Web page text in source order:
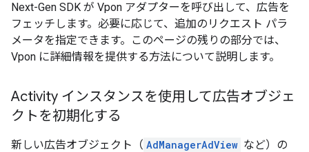
Next-Gen SDK が Vpon アダプターを呼び出して、広告を
フェッチします。必要に応じて、追加のリクエスト パラ
メータを指定できます。このページの残りの部分では、
Vpon に詳細情報を提供する方法について説明します。
Activity インスタンスを使用して広告オブジェ
クトを初期化する
新しい広告オブジェクト（ AdManagerAdView など）の